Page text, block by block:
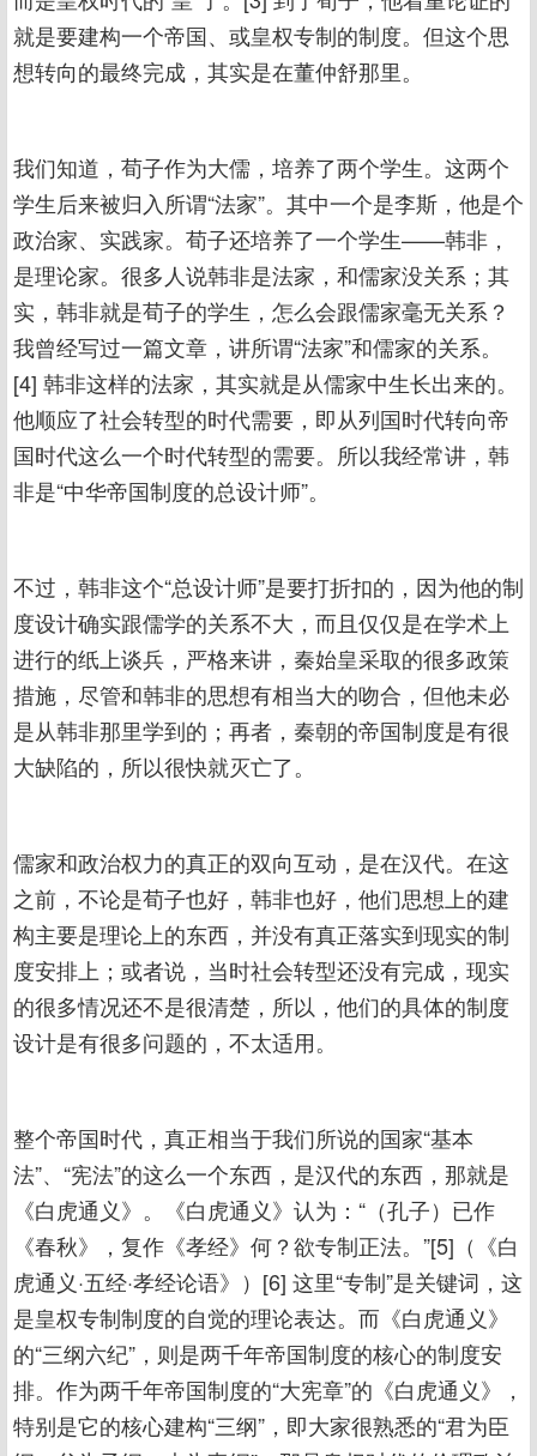
就是要建构一个帝国、或皇权专制的制度。但这个思
想转向的最终完成，其实是在董仲舒那里。
我们知道，荀子作为大儒，培养了两个学生。这两个
学生后来被归入所谓“法家”。其中一个是李斯，他是个
政治家、实践家。荀子还培养了一个学生——韩非，
是理论家。很多人说韩非是法家，和儒家没关系；其
实，韩非就是荀子的学生，怎么会跟儒家毫无关系？
我曾经写过一篇文章，讲所谓“法家”和儒家的关系。
[4] 韩非这样的法家，其实就是从儒家中生长出来的。
他顺应了社会转型的时代需要，即从列国时代转向帝
国时代这么一个时代转型的需要。所以我经常讲，韩
非是“中华帝国制度的总设计师”。
不过，韩非这个“总设计师”是要打折扣的，因为他的制
度设计确实跟儒学的关系不大，而且仅仅是在学术上
进行的纸上谈兵，严格来讲，秦始皇采取的很多政策
措施，尽管和韩非的思想有相当大的吻合，但他未必
是从韩非那里学到的；再者，秦朝的帝国制度是有很
大缺陷的，所以很快就灭亡了。
儒家和政治权力的真正的双向互动，是在汉代。在这
之前，不论是荀子也好，韩非也好，他们思想上的建
构主要是理论上的东西，并没有真正落实到现实的制
度安排上；或者说，当时社会转型还没有完成，现实
的很多情况还不是很清楚，所以，他们的具体的制度
设计是有很多问题的，不太适用。
整个帝国时代，真正相当于我们所说的国家“基本
法”、“宪法”的这么一个东西，是汉代的东西，那就是
《白虎通义》。《白虎通义》认为：“（孔子）已作
《春秋》，复作《孝经》何？欲专制正法。”[5]（《白
虎通义·五经·孝经论语》）[6] 这里“专制”是关键词，这
是皇权专制制度的自觉的理论表达。而《白虎通义》
的“三纲六纪”，则是两千年帝国制度的核心的制度安
排。作为两千年帝国制度的“大宪章”的《白虎通义》，
特别是它的核心建构“三纲”，即大家很熟悉的“君为臣